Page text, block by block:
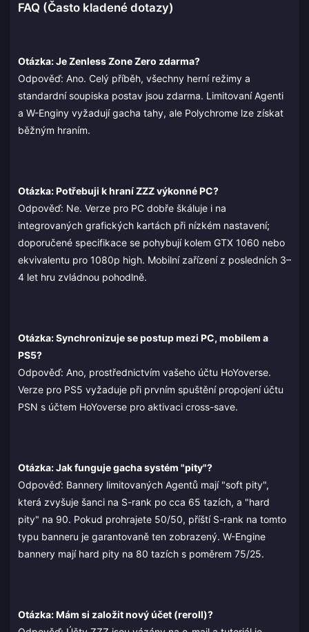
FAQ (Často kladené dotazy)
Otázka: Je Zenless Zone Zero zdarma?
Odpověď: Ano. Celý příběh, všechny herní režimy a
standardní soupiska postav jsou zdarma. Limitovaní Agenti
a W-Enginy vyžadují gacha tahy, ale Polychrome lze získat
běžným hraním.
Otázka: Potřebuji k hraní ZZZ výkonné PC?
Odpověď: Ne. Verze pro PC dobře škáluje i na
integrovaných grafických kartách při nízkém nastavení;
doporučené specifikace se pohybují kolem GTX 1060 nebo
ekvivalentu pro 1080p high. Mobilní zařízení z posledních 3–
4 let hru zvládnou pohodlně.
Otázka: Synchronizuje se postup mezi PC, mobilem a
PS5?
Odpověď: Ano, prostřednictvím vašeho účtu HoYoverse.
Verze pro PS5 vyžaduje při prvním spuštění propojení účtu
PSN s účtem HoYoverse pro aktivaci cross-save.
Otázka: Jak funguje gacha systém "pity"?
Odpověď: Bannery limitovaných Agentů mají "soft pity",
která zvyšuje šanci na S-rank po cca 65 tazích, a "hard
pity" na 90. Pokud prohrajete 50/50, příští S-rank na tomto
typu banneru je garantovaně ten zobrazený. W-Engine
bannery mají hard pity na 80 tazích s poměrem 75/25.
Otázka: Mám si založit nový účet (reroll)?